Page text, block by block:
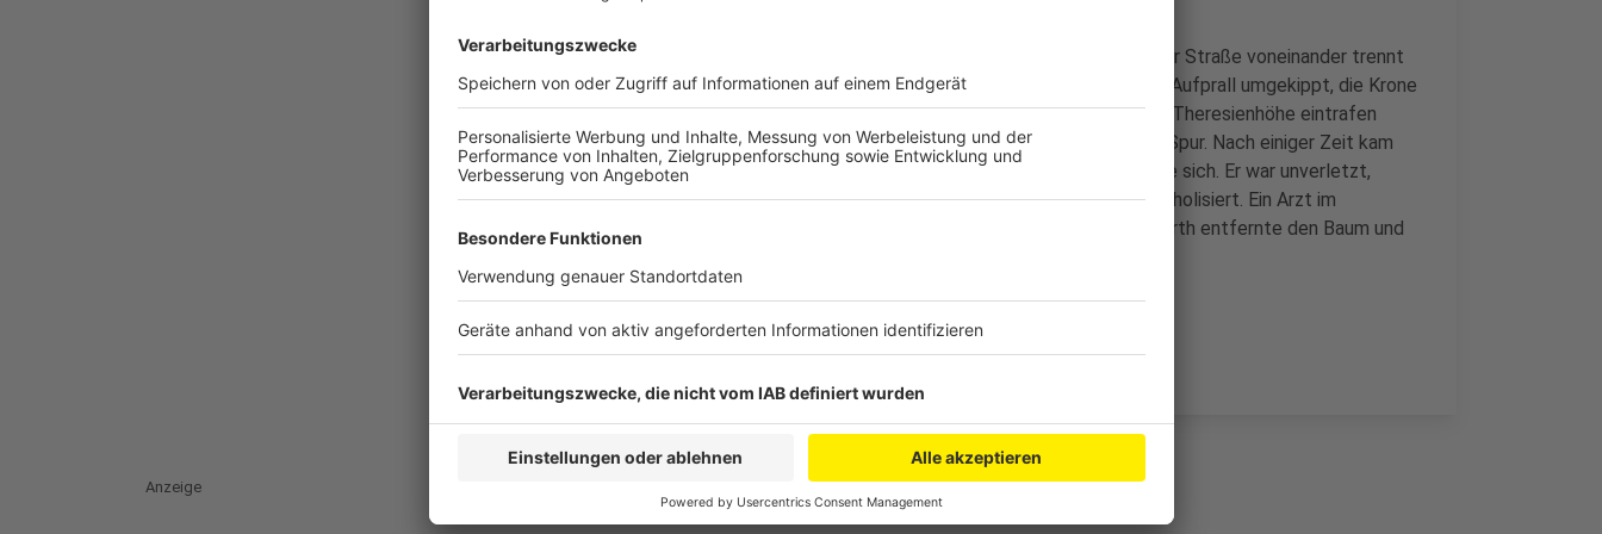
Das Fahrzeug war auf der Verkehrsinsel, die beide Fahrstreifen der Straße voneinander trennt
an einem Baum zum Stehen gekommen. Der Baum war durch den Aufprall umgekippt, die Krone
brach dabei ab und blockierte die Straße. Als die Beamten an der Theresienhöhe eintrafen
fanden sie zwar das Fahrzeug, von dem Fahrer gab es aber keine Spur. Nach einiger Zeit kam
der 21-jährige aber aus einem nahegelegenen Gebüsch und stellte sich. Er war unverletzt,
jedoch nicht in Besitz einer gültigen Fahrerlaubnis und zudem alkoholisiert. Ein Arzt im
Krankenhaus Brühl entnahm ihm Blutproben und die Feuerwehr Hürth entfernte den Baum und
Anzeige
Anzeige